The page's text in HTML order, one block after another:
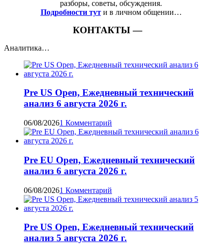
разборы, советы, обсуждения.
Подробности тут и в личном общении…
КОНТАКТЫ —
Аналитика…
Pre US Open, Ежедневный технический
анализ 6 августа 2026 г.
06/08/20261 Комментарий
Pre EU Open, Ежедневный технический
анализ 6 августа 2026 г.
06/08/20261 Комментарий
Pre US Open, Ежедневный технический
анализ 5 августа 2026 г.